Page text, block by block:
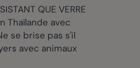
QUE VERRE
Thaïlande avec
se brise pas s'il
avec animaux